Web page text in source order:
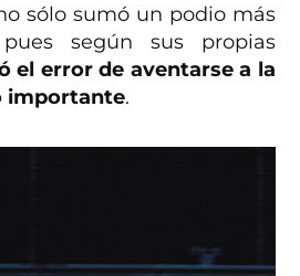
sólo sumó un podio más
según sus propias
el error de aventarse a la
importante.